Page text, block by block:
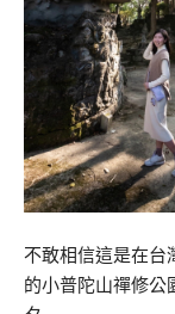
不敢相信這是在台
的小普陀山禪修公